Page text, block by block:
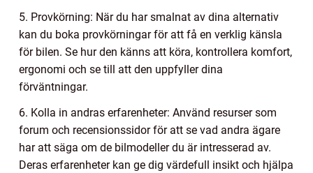
5. Provkörning: När du har smalnat av dina alternativ
kan du boka provkörningar för att få en verklig känsla
för bilen. Se hur den känns att köra, kontrollera komfort,
ergonomi och se till att den uppfyller dina
förväntningar.
6. Kolla in andras erfarenheter: Använd resurser som
forum och recensionssidor för att se vad andra ägare
har att säga om de bilmodeller du är intresserad av.
Deras erfarenheter kan ge dig värdefull insikt och hjälpa